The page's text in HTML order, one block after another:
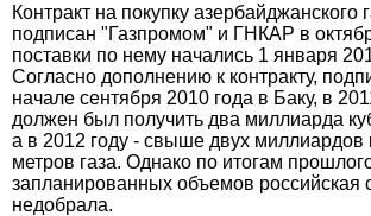
Контракт на покупку азербайджанского
подписан "Газпромом" и ГНКАР в
поставки по нему начались 1 января
Согласно дополнению к контракту,
начале сентября 2010 года в Баку, в
должен был получить два миллиарда
а в 2012 году - свыше двух миллиардов
метров газа. Однако по итогам
запланированных объемов российская
недобрала.